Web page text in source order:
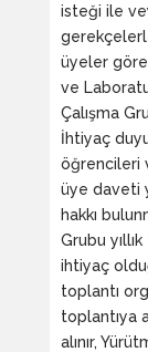
isteği ile
üyeler
ve
Çalışma
İhtiyaç
öğrencileri
üye daveti
hakkı
Grubu yıllık
ihtiyaç
toplantı
toplantıya
alınır,